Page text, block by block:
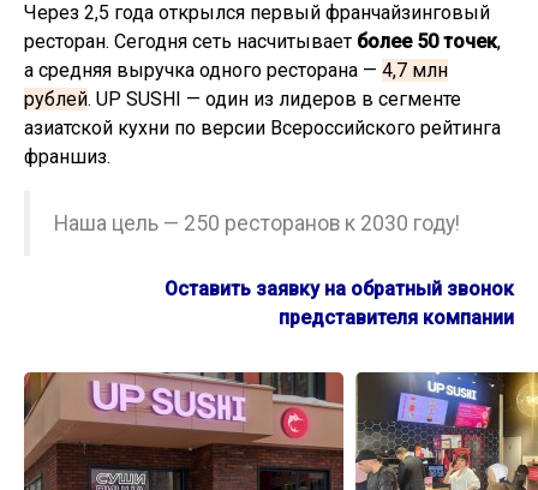
Через 2,5 года открылся первый франчайзинговый
ресторан. Сегодня сеть насчитывает более 50 точек,
а средняя выручка одного ресторана — 4,7 млн
рублей. UP SUSHI — один из лидеров в сегменте
азиатской кухни по версии Всероссийского рейтинга
франшиз.
Наша цель — 250 ресторанов к 2030 году!
Оставить заявку на обратный звонок
представителя компании